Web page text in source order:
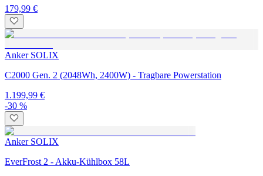
179,99 €
Anker SOLIX
C2000 Gen. 2 (2048Wh, 2400W) - Tragbare Powerstation
1.199,99 €
-30 %
Anker SOLIX
EverFrost 2 - Akku-Kühlbox 58L